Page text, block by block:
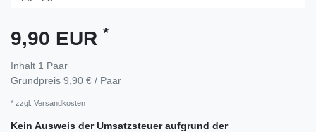
9,90 EUR *
Inhalt 1 Paar
Grundpreis 9,90 € / Paar
* zzgl. Versandkosten
Kein Ausweis der Umsatzsteuer aufgrund der